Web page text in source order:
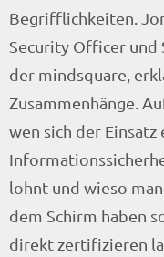
Begrifflichkeiten.
Security Officer und
der mindsquare,
Zusammenhänge.
wen sich der Einsatz
lohnt und wieso
dem Schirm haben
direkt zertifizieren